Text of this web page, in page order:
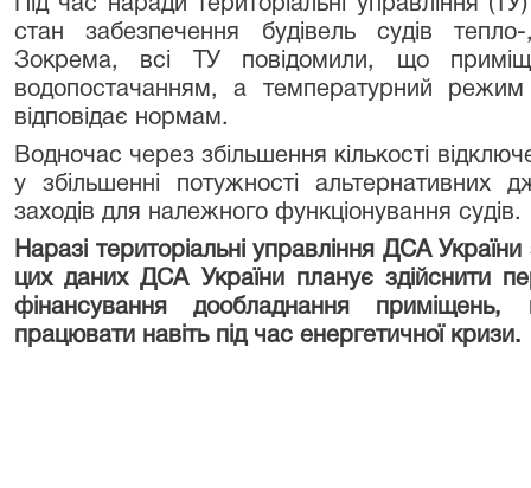
Під час наради територіальні управління
стан забезпечення будівель судів
Зокрема, всі ТУ повідомили, що
водопостачанням, а температурний режим
відповідає нормам.
Водночас через збільшення кількості
у збільшенні потужності альтернативних
заходів для належного функціонування судів.
Наразі територіальні управління ДСА
цих даних ДСА України планує здійснити
фінансування дообладнання
працювати навіть під час енергетичної кризи.